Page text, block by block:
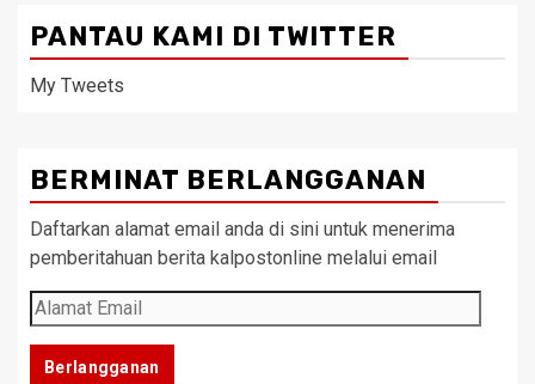
PANTAU KAMI DI TWITTER
My Tweets
BERMINAT BERLANGGANAN
Daftarkan alamat email anda di sini untuk menerima
pemberitahuan berita kalpostonline melalui email
Alamat
Email
Berlangganan